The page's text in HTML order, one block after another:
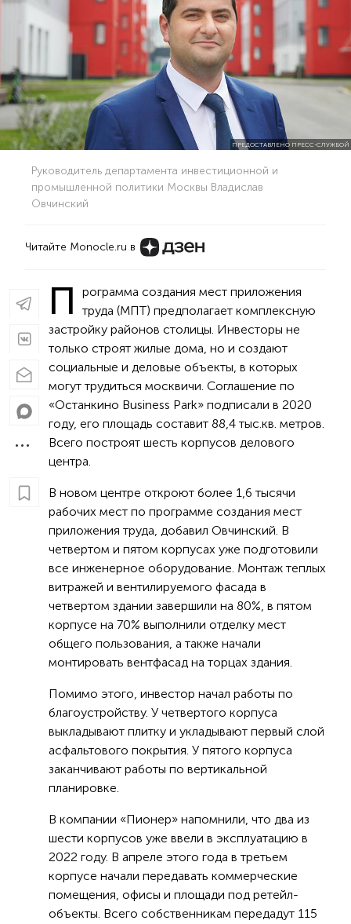
ПРЕДОСТАВЛЕНО ПРЕСС-СЛУЖБОЙ
Руководитель департамента инвестиционной и
промышленной политики Москвы Владислав
Овчинский
Читайте Monocle.ru в
П
рограмма создания мест приложения
труда (МПТ) предполагает комплексную
застройку районов столицы. Инвесторы не
только строят жилые дома, но и создают
социальные и деловые объекты, в которых
могут трудиться москвичи. Соглашение по
«Останкино Business Park» подписали в 2020
году, его площадь составит 88,4 тыс.кв. метров.
Всего построят шесть корпусов делового
центра.
В новом центре откроют более 1,6 тысячи
рабочих мест по программе создания мест
приложения труда, добавил Овчинский. В
четвертом и пятом корпусах уже подготовили
все инженерное оборудование. Монтаж теплых
витражей и вентилируемого фасада в
четвертом здании завершили на 80%, в пятом
корпусе на 70% выполнили отделку мест
общего пользования, а также начали
монтировать вентфасад на торцах здания.
Помимо этого, инвестор начал работы по
благоустройству. У четвертого корпуса
выкладывают плитку и укладывают первый слой
асфальтового покрытия. У пятого корпуса
заканчивают работы по вертикальной
планировке.
В компании «Пионер» напомнили, что два из
шести корпусов уже ввели в эксплуатацию в
2022 году. В апреле этого года в третьем
корпусе начали передавать коммерческие
помещения, офисы и площади под ретейл-
объекты. Всего собственникам передадут 115